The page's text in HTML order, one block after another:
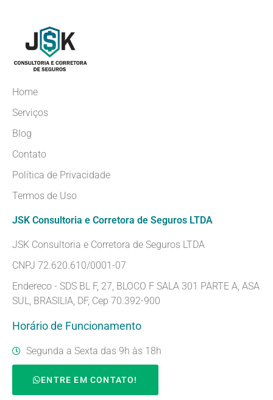
Home
Serviços
Blog
Contato
Política de Privacidade
Termos de Uso
JSK Consultoria e Corretora de Seguros LTDA
JSK Consultoria e Corretora de Seguros LTDA
CNPJ 72.620.610/0001-07
Endereco - SDS BL F, 27, BLOCO F SALA 301 PARTE A, ASA
SUL, BRASILIA, DF, Cep 70.392-900
Horário de Funcionamento
Segunda a Sexta das 9h às 18h
ENTRE EM CONTATO!